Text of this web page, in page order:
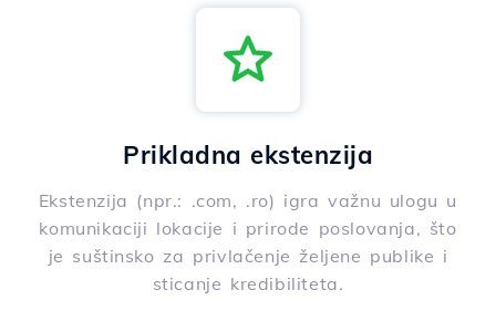
Prikladna ekstenzija
Ekstenzija (npr.: .com, .ro) igra važnu ulogu u
komunikaciji lokacije i prirode poslovanja, što
je suštinsko za privlačenje željene publike i
sticanje kredibiliteta.